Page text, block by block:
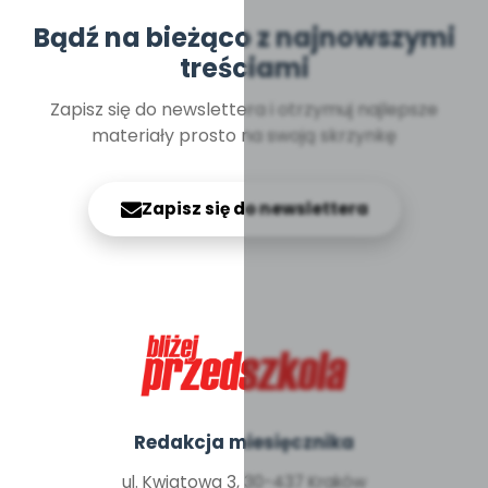
Bądź na bieżąco z najnowszymi
treściami
Zapisz się do newslettera i otrzymuj najlepsze
materiały prosto na swoją skrzynkę
Zapisz się do newslettera
Redakcja miesięcznika
ul. Kwiatowa 3, 30-437 Kraków